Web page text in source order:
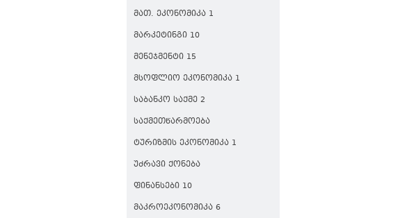
ᲛᲐᲗ. ᲔᲙᲝᲜᲝᲛᲘᲙᲐ 1
ᲛᲐᲠᲙᲔᲢᲘᲜᲒᲘ 10
ᲛᲔᲜᲔᲯᲛᲔᲜᲢᲘ 15
ᲛᲡᲝᲤᲚᲘᲝ ᲔᲙᲝᲜᲝᲛᲘᲙᲐ 1
ᲡᲐᲑᲐᲜᲙᲝ ᲡᲐᲥᲛᲔ 2
ᲡᲐᲥᲛᲔᲗᲬᲐᲠᲛᲝᲔᲑᲐ
ᲢᲣᲠᲘᲖᲛᲘᲡ ᲔᲙᲝᲜᲝᲛᲘᲙᲐ 1
ᲣᲫᲠᲐᲕᲘ ᲥᲝᲜᲔᲑᲐ
ᲤᲘᲜᲐᲜᲡᲔᲑᲘ 10
ᲛᲐᲙᲠᲝᲔᲙᲝᲜᲝᲛᲘᲙᲐ 6